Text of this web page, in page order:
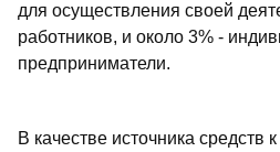
для осуществления своей
работников, и около 3% -
предприниматели.
В качестве источника